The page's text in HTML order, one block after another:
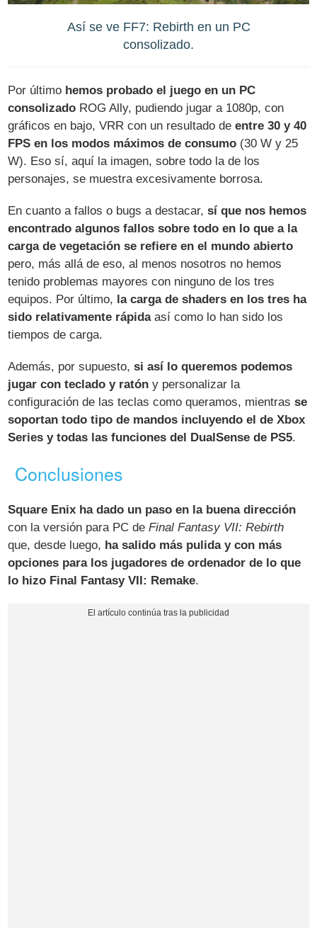
Así se ve FF7: Rebirth en un PC
consolizado.
Por último hemos probado el juego en un PC
consolizado ROG Ally, pudiendo jugar a 1080p, con
gráficos en bajo, VRR con un resultado deentre 30 y 40
FPS en los modos máximos de consumo (30 W y 25
W). Eso sí, aquí la imagen, sobre todo la de los
personajes, se muestra excesivamente borrosa.
En cuanto a fallos o bugs a destacar,sí que nos hemos
encontrado algunos fallos sobre todo en lo que a la
carga de vegetación se refiere en el mundo abierto
pero, más allá de eso, al menos nosotros no hemos
tenido problemas mayores con ninguno de los tres
equipos. Por último, la carga de shaders en los tres ha
sido relativamente rápidaasí como lo han sido los
tiempos de carga.
Además, por supuesto,si así lo queremos podemos
jugar con teclado y ratón y personalizar la
configuración de las teclas como queramos, mientrasse
soportan todo tipo de mandos incluyendo el de Xbox
Series y todas las funciones del DualSense de PS5.
Conclusiones
Square Enix ha dado un paso en la buena dirección
con la versión para PC deFinal Fantasy VII: Rebirth
que, desde luego, ha salido más pulida y con más
opciones para los jugadores de ordenador de lo que
lo hizo Final Fantasy VII: Remake.